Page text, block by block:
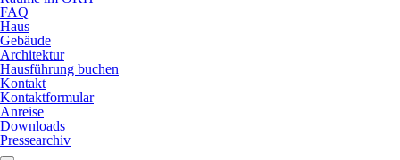
FAQ
Haus
Gebäude
Architektur
Hausführung buchen
Kontakt
Kontaktformular
Anreise
Downloads
Pressearchiv